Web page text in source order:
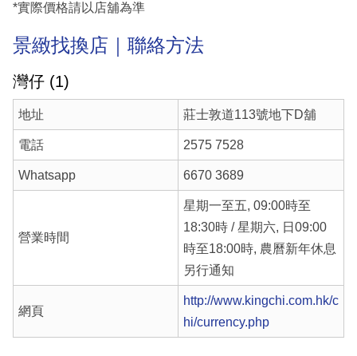
*實際價格請以店舖為準
景緻找換店｜聯絡方法
灣仔 (1)
地址 莊士敦道113號地下D舖
電話 2575 7528
Whatsapp 6670 3689
營業時間
星期一至五, 09:00時至
18:30時 / 星期六, 日09:00
時至18:00時, 農曆新年休息
另行通知
網頁
http://www.kingchi.com.hk/c
hi/currency.php